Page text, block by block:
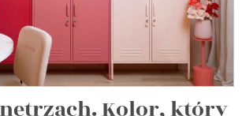
Kolor, który